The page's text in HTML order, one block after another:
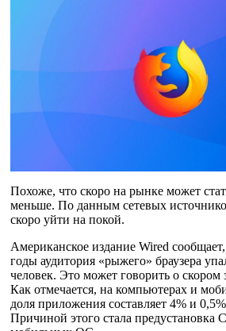
Похоже, что скоро на рынке может
меньше. По данным сетевых
скоро уйти на покой.
Американское издание Wired
годы аудитория «рыжего» браузера
человек. Это может говорить о скором
Как отмечается, на компьютерах и
доля приложения составляет 4% и
Причиной этого стала предустановка